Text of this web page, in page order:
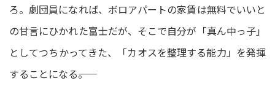
ろ。劇団員になれば、ボロアパートの家賃は無料でいいと
の甘言にひかれた富士だが、そこで自分が「真ん中っ子」
としてつちかってきた、「カオスを整理する能力」を発揮
することになる――。